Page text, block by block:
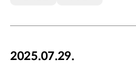
2025.07.29.